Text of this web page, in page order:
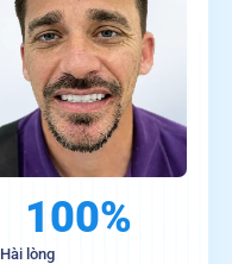
100%
Hài lòng